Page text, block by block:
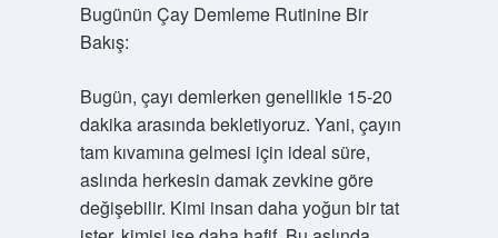
Bugünün Çay Demleme Rutinine Bir
Bakış:
Bugün, çayı demlerken genellikle 15-20
dakika arasında bekletiyoruz. Yani, çayın
tam kıvamına gelmesi için ideal süre,
aslında herkesin damak zevkine göre
değişebilir. Kimi insan daha yoğun bir tat